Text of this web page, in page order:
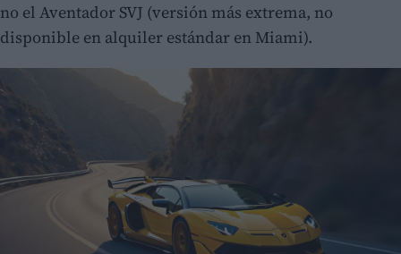
no el Aventador SVJ (versión más extrema, no
disponible en alquiler estándar en Miami).